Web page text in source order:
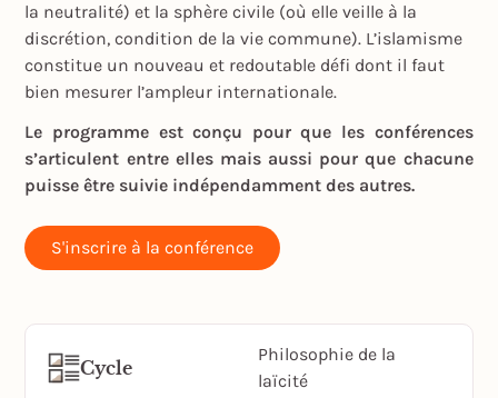
la neutralité) et la sphère civile (où elle veille à la
discrétion, condition de la vie commune). L’islamisme
constitue un nouveau et redoutable défi dont il faut
bien mesurer l’ampleur internationale.
Le programme est conçu pour que les conférences
s’articulent entre elles mais aussi pour que chacune
puisse être suivie indépendamment des autres.
S'inscrire à la conférence
Cycle
Philosophie de la
laïcité